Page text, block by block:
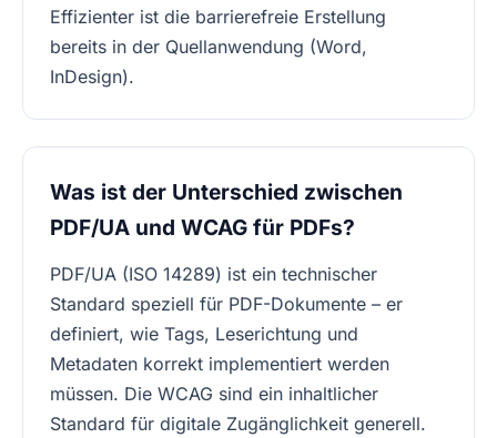
Effizienter ist die barrierefreie Erstellung
bereits in der Quellanwendung (Word,
InDesign).
Was ist der Unterschied zwischen
PDF/UA und WCAG für PDFs?
PDF/UA (ISO 14289) ist ein technischer
Standard speziell für PDF-Dokumente – er
definiert, wie Tags, Leserichtung und
Metadaten korrekt implementiert werden
müssen. Die WCAG sind ein inhaltlicher
Standard für digitale Zugänglichkeit generell.